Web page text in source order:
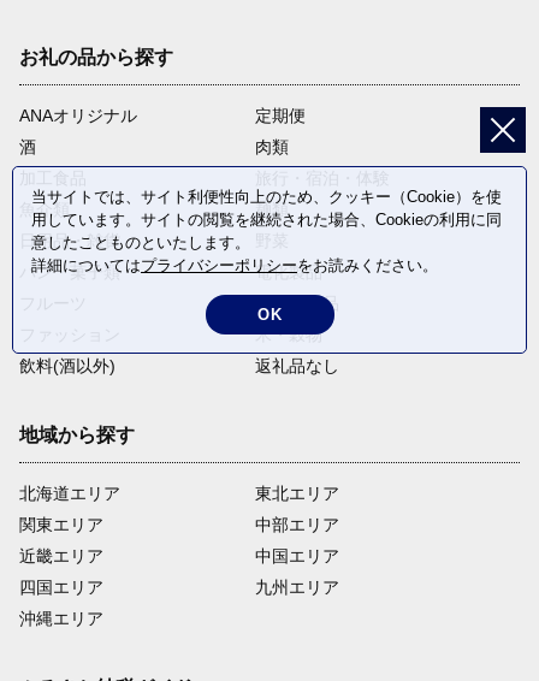
お礼の品から探す
ANAオリジナル
定期便
酒
肉類
魚介類
麺類
日用品・雑貨
パン・菓子類
電化製品
卵・乳製品
米・穀物
飲料(酒以外)
返礼品なし
地域から探す
北海道エリア
関東エリア
近畿エリア
四国エリア
沖縄エリア
東北エリア
中部エリア
中国エリア
九州エリア
当サイトでは、サイト利便性向上のため、クッキー（Cookie）を使
用しています。サイトの閲覧を継続された場合、Cookieの利用に同
意したことものといたします。
詳細についてはプライバシーポリシーをお読みください。
OK